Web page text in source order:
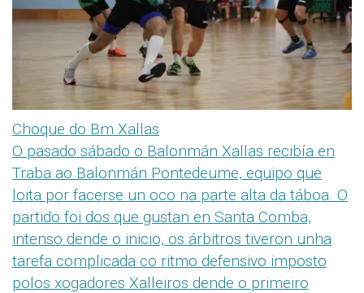
Choque do Bm Xallas
O pasado sábado o Balonmán Xallas recibía en
Traba ao Balonmán Pontedeume, equipo que
loita por facerse un oco na parte alta da táboa. O
partido foi dos que gustan en Santa Comba,
intenso dende o inicio, os árbitros tiveron unha
tarefa complicada co ritmo defensivo imposto
polos xogadores Xalleiros dende o primeiro